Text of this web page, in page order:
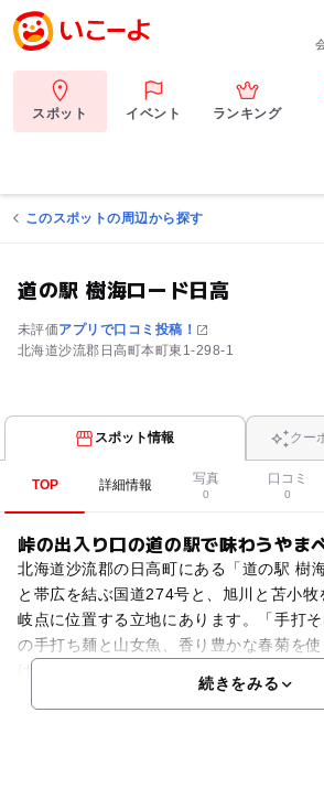
スポット イベント ランキング
このスポットの周辺から探す
道の駅 樹海ロード日高
未評価アプリで口コミ投稿！
北海道沙流郡日高町本町東1-298-1
スポット情報 クー
TOP 詳細情報 写真
0
口コミ
0
峠の出入り口の道の駅で味わうやま
北海道沙流郡の日高町にある「道の駅 樹
と帯広を結ぶ国道274号と、旭川と苫小
岐点に位置する立地にあります。「手打
の手打ち麺と山女魚、香り豊かな春菊を
ば」が人気。スーパーマーケットやリカー
続きをみる